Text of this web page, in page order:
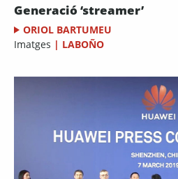
Generació ‘streamer’
ORIOL BARTUMEU
Imatges | LABOÑO